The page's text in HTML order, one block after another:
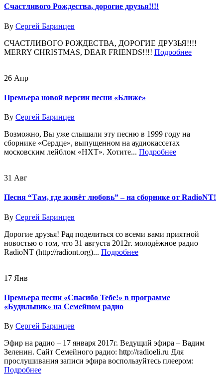
Счастливого Рождества, дорогие друзья!!!!
By Сергей Баринцев
СЧАСТЛИВОГО РОЖДЕСТВА, ДОРОГИЕ ДРУЗЬЯ!!!!
MERRY CHRISTMAS, DEAR FRIENDS!!!! Подробнее
26 Апр
Премьера новой версии песни «Ближе»
By Сергей Баринцев
Возможно, Вы уже слышали эту песню в 1999 году на
сборнике «Сердце», выпущенном на аудиокассетах
московским лейблом «НХТ». Хотите... Подробнее
31 Авг
Песня “Там, где живёт любовь” – на сборнике от RadioNT!
By Сергей Баринцев
Дорогие друзья! Рад поделиться со всеми вами приятной
новостью о том, что 31 августа 2012г. молодёжное радио
RadioNT (http://radiont.org)... Подробнее
17 Янв
Премьера песни «Спасибо Тебе!» в программе
«Будильник» на Семейном радио
By Сергей Баринцев
Эфир на радио – 17 января 2017г. Ведущий эфира – Вадим
Зеленин. Сайт Семейного радио: http://radioeli.ru Для
прослушивания записи эфира воспользуйтесь плеером:
Подробнее